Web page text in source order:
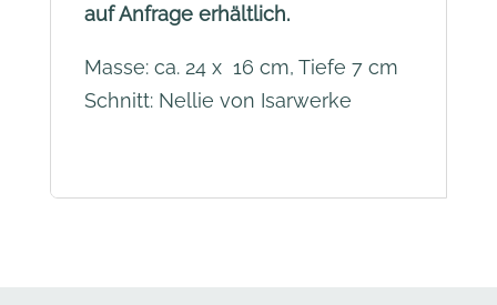
auf Anfrage erhältlich.
Masse: ca. 24 x 16 cm, Tiefe 7 cm
Schnitt: Nellie von Isarwerke